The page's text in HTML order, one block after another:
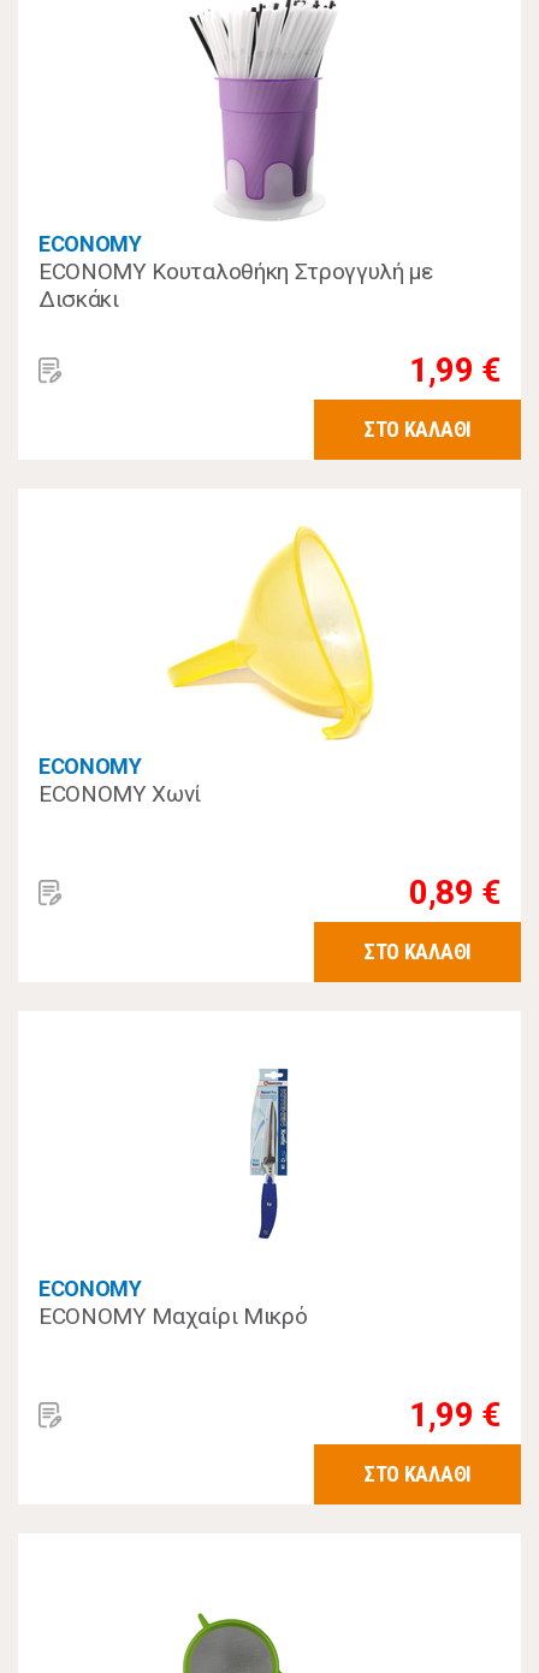
ECONOMY
ECONOMY Κουταλοθήκη Στρογγυλή με
Δισκάκι
1,99 €
ΣΤΟ ΚΑΛΑΘΙ
ECONOMY
ECONOMY Χωνί
0,89 €
ΣΤΟ ΚΑΛΑΘΙ
ECONOMY
ECONOMY Μαχαίρι Μικρό
1,99 €
ΣΤΟ ΚΑΛΑΘΙ